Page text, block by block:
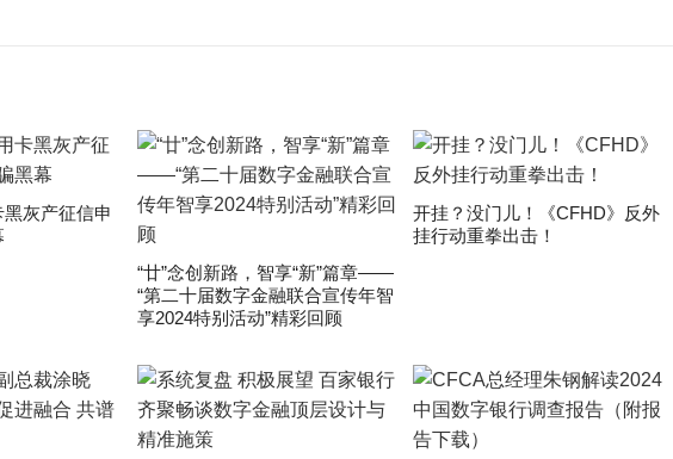
灰产征信申
“廿”念创新路，智享“新”篇章——
“第二十届数字金融联合宣传年智
享2024特别活动”精彩回顾
开挂？没门儿！《CFHD》反外
挂行动重拳出击！